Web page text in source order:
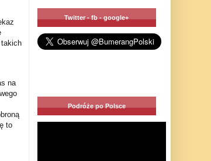
na
to
Twitter - fb - google+
Podróże po Polsce